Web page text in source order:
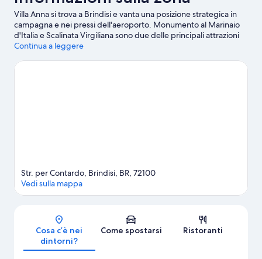
Villa Anna si trova a Brindisi e vanta una posizione strategica in
campagna e nei pressi dell'aeroporto. Monumento al Marinaio
d'Italia e Scalinata Virgiliana sono due delle principali attrazioni
della zona. A livello naturalistico, invece, spiccano Spiaggia di
Tribunale di Brindisi sono altri due luoghi da visitare consigliati.
Continua a leggere
Mappa
Str. per Contardo, Brindisi, BR, 72100
Vedi sulla mappa
Cosa c’è nei
dintorni?
Come spostarsi Ristoranti